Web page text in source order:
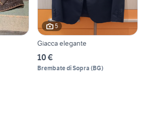
5
Giacca elegante
10 €
Brembate di Sopra (BG)